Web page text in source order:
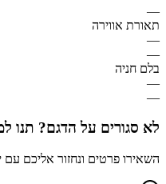
—
תאורת אווירה
—
—
בלם חניה
—
—
לא סגורים על הדגם? תנו
השאירו פרטים ונחזור אליכם